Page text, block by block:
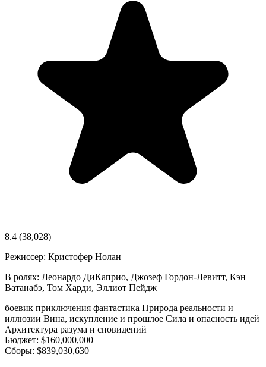
8.4 (38,028)
Режиссер: Кристофер Нолан
В ролях: Леонардо ДиКаприо, Джозеф Гордон-Левитт, Кэн
Ватанабэ, Том Харди, Эллиот Пейдж
боевик приключения фантастика Природа реальности и
иллюзии Вина, искупление и прошлое Сила и опасность идей
Архитектура разума и сновидений
Бюджет: $160,000,000
Сборы: $839,030,630